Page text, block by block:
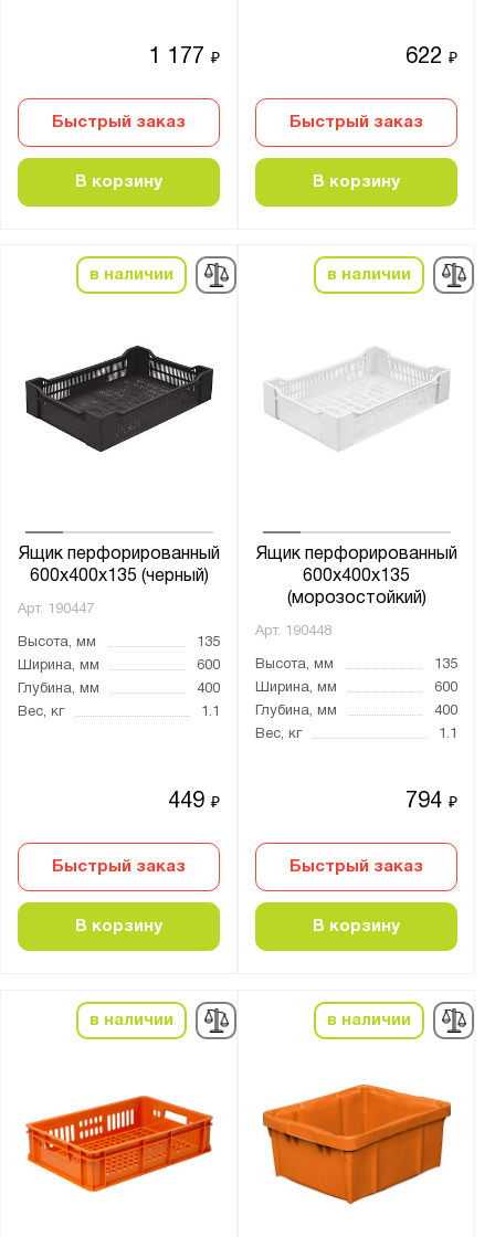
1 177₽
Быстрый заказ
В корзину
622₽
Быстрый заказ
В корзину
в наличии
Ящик перфорированный
600x400x135 (черный)
Арт. 190447
Высота, мм
135
Ширина, мм
600
Глубина, мм
400
Вес, кг
1.1
449₽
Быстрый заказ
В корзину
в наличии
Ящик перфорированный
600x400x135
(морозостойкий)
Арт. 190448
Высота, мм
135
Ширина, мм
600
Глубина, мм
400
Вес, кг
1.1
794₽
Быстрый заказ
В корзину
в наличии в наличии